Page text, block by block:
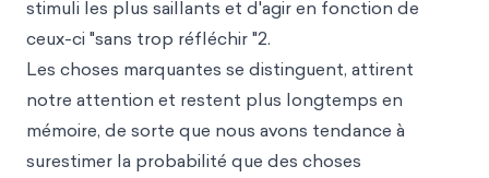
stimuli les plus saillants et d'agir en fonction de
ceux-ci "sans trop réfléchir "2.
Les choses marquantes se distinguent, attirent
notre attention et restent plus longtemps en
mémoire, de sorte que nous avons tendance à
surestimer la probabilité que des choses